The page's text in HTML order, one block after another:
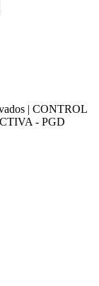
| CONTROL
- PGD